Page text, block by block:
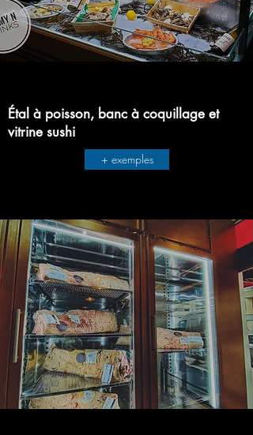
Étal à poisson, banc à coquillage et
vitrine sushi
+ exemples